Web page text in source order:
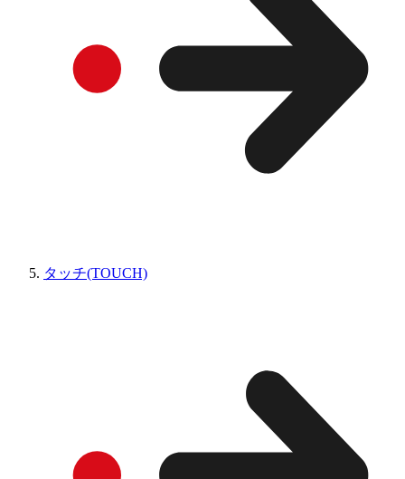
タッチ(TOUCH)